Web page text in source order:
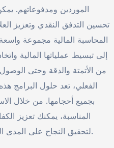
الموردين ومدفوعاتهم. يمكن
تحسين التدفق النقدي وتعزيز
المحاسبة المالية مجموعة
إلى تبسيط عملياتها المالية
من الأتمتة والدقة وحتى
الفعلي، تعد حلول البرامج
بجميع أحجامها. من خلال
المناسبة، يمكنك تعزيز
لتحقيق النجاح على المدى الطويل في السوق التنافسية اليوم.